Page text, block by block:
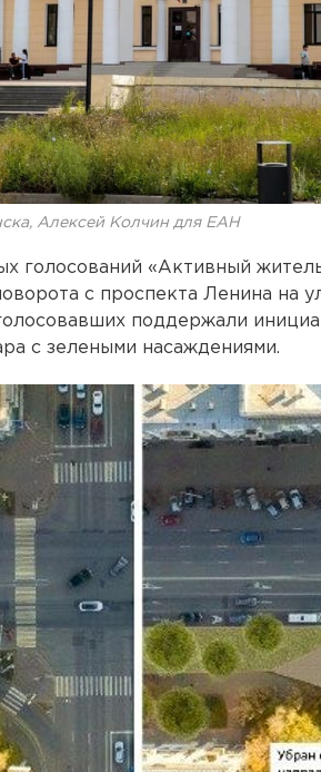
Алексей Колчин для ЕАН
голосований «Активный
с проспекта Ленина на
поддержали
с зелеными насаждениями.